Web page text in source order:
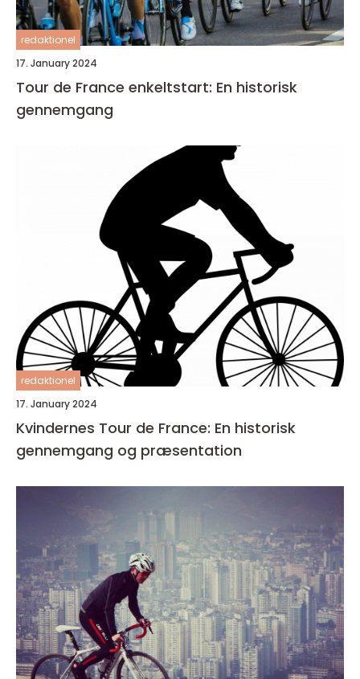
redaktionel
17. January 2024
Tour de France enkeltstart: En historisk
gennemgang
redaktionel
17. January 2024
Kvindernes Tour de France: En historisk
gennemgang og præsentation